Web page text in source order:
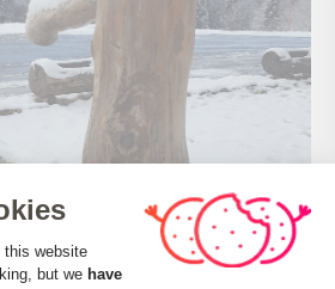
Platform:
this website
but we have